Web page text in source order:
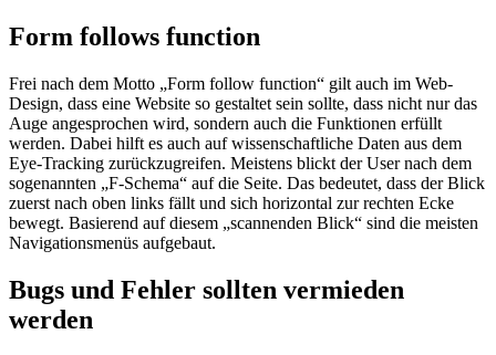
Form follows function
Frei nach dem Motto „Form follow function“ gilt auch im Web-
Design, dass eine Website so gestaltet sein sollte, dass nicht nur das
Auge angesprochen wird, sondern auch die Funktionen erfüllt
werden. Dabei hilft es auch auf wissenschaftliche Daten aus dem
Eye-Tracking zurückzugreifen. Meistens blickt der User nach dem
sogenannten „F-Schema“ auf die Seite. Das bedeutet, dass der Blick
zuerst nach oben links fällt und sich horizontal zur rechten Ecke
bewegt. Basierend auf diesem „scannenden Blick“ sind die meisten
Navigationsmenüs aufgebaut.
Bugs und Fehler sollten vermieden
werden